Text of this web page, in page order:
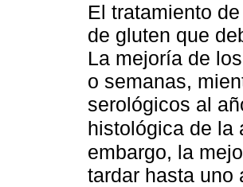
El tratamiento
de gluten que
La mejoría de
o semanas,
serológicos al
histológica de la
embargo, la
tardar hasta uno